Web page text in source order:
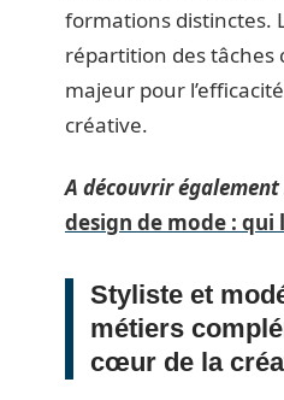
formations distinctes.
répartition des tâches
majeur pour
créative.
A découvrir également
design de mode : qui
Styliste et
métiers
cœur de la